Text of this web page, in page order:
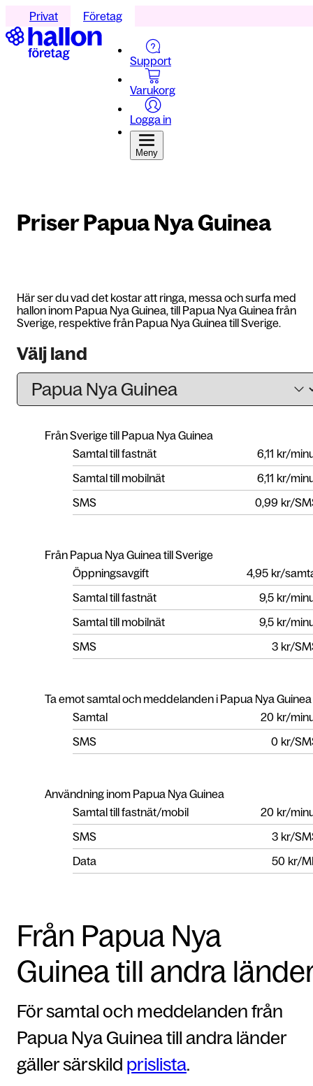
Privat Företag
Support
Varukorg
Logga in
Meny
Priser Papua Nya Guinea
Här ser du vad det kostar att ringa, messa och surfa med
hallon inom Papua Nya Guinea, till Papua Nya Guinea från
Sverige, respektive från Papua Nya Guinea till Sverige.
Välj land
Från Sverige till Papua Nya Guinea
Samtal till fastnät
6,11 kr/
Samtal till mobilnät
6,11 kr/
SMS
0,99 kr/
Från Papua Nya Guinea till Sverige
Öppningsavgift
4,95 kr/
Samtal till fastnät
9,5 kr/
Samtal till mobilnät
9,5 kr/
SMS
3 kr/
Ta emot samtal och meddelanden i Papua Nya Guinea
Samtal
20 kr/
SMS
0 kr/
Användning inom Papua Nya Guinea
Samtal till fastnät/mobil
20 kr/
SMS
3 kr/
Data
50 kr/
Från Papua Nya
Guinea till andra
För samtal och meddelanden från
Papua Nya Guinea till andra länder
gäller särskild prislista.